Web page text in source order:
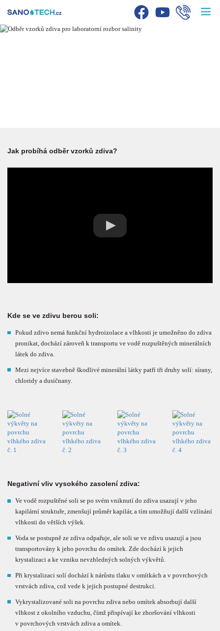
Jak probíhá odběr vzorků zdiva?
Kde se ve zdivu berou soli:
Pokud zdivo nemá funkční hydroizolace a vlhkosti je umožněno do zdiva
pronikat, dochází zároveň k transportu ve vodě rozpuštěných minerálních
látek do zdiva.
Mezi nejvíce stavebně škodlivé minerální látky patří tři druhy solí: sírany,
chloridy a dusičnany.
Negativní vliv vysokého zasolení zdiva:
Ve vodě rozpuštěné soli se po svém vniknutí do zdiva usazují v jeho
kapilární struktuře, zmenšují průměr kapilár, a tím umožňují další vzlínání
vlhkosti do větších výšek.
Voda se postupně ze zdiva odpařuje, ale soli se ve zdivu usazují a jsou
transportovány k jeho povrchu do omítek. Zde dochází k jejich
krystalizaci a ke vzniku nevzhledných solných výkvětů.
Při krystalizaci solí dochází k nárůstu tlaku v omítkách a v povrchových
vrstvách zdiva, což vede k jejich postupné destrukci.
Vykrystalizované soli na povrchu zdiva nebo omítek absorbují další
vlhkost z okolního vzduchu, čímž přispívají ke zhoršování vlhkosti
v povrchových vrstvách zdiva a omítek.